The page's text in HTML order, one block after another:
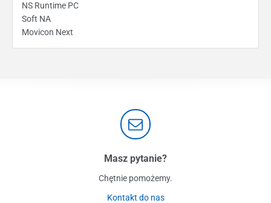
NS Runtime PC
Soft NA
Movicon Next
Masz pytanie?
Chętnie pomożemy.
Kontakt do nas